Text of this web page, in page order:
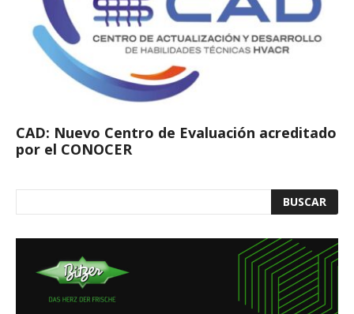
CAD: Nuevo Centro de Evaluación acreditado
por el CONOCER